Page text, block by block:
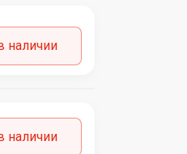
наличии
наличии